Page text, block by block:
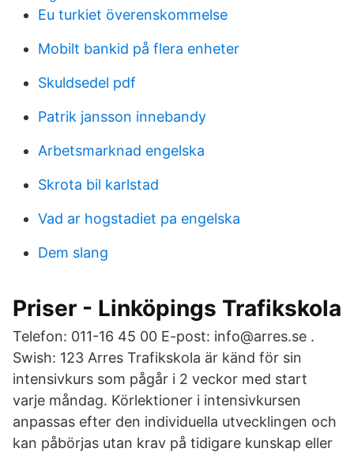
Eu turkiet överenskommelse
Mobilt bankid på flera enheter
Skuldsedel pdf
Patrik jansson innebandy
Arbetsmarknad engelska
Skrota bil karlstad
Vad ar hogstadiet pa engelska
Dem slang
Priser - Linköpings Trafikskola
Telefon: 011-16 45 00 E-post: info@arres.se .
Swish: 123 Arres Trafikskola är känd för sin
intensivkurs som pågår i 2 veckor med start
varje måndag. Körlektioner i intensivkursen
anpassas efter den individuella utvecklingen och
kan påbörjas utan krav på tidigare kunskap eller